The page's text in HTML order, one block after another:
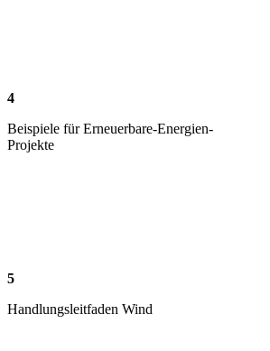
4
Beispiele für Erneuerbare-Energien-
Projekte
5
Handlungsleitfaden Wind